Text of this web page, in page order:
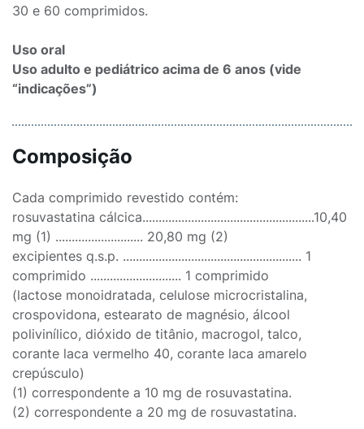
30 e 60 comprimidos.
Uso oral
Uso adulto e pediátrico acima de 6 anos (vide
“indicações”)
Composição
Cada comprimido revestido contém:
rosuvastatina cálcica.....................................................10,40
mg (1) ........................... 20,80 mg (2)
excipientes q.s.p. ....................................................... 1
comprimido ............................ 1 comprimido
(lactose monoidratada, celulose microcristalina,
crospovidona, estearato de magnésio, álcool
polivinílico, dióxido de titânio, macrogol, talco,
corante laca vermelho 40, corante laca amarelo
crepúsculo)
(1) correspondente a 10 mg de rosuvastatina.
(2) correspondente a 20 mg de rosuvastatina.